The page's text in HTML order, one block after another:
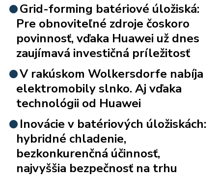
Grid-forming batériové úložiská:
Pre obnoviteľné zdroje čoskoro
povinnosť, vďaka Huawei už dnes
zaujímavá investičná príležitosť
V rakúskom Wolkersdorfe nabíja
elektromobily slnko. Aj vďaka
technológii od Huawei
Inovácie v batériových úložiskách:
hybridné chladenie,
bezkonkurenčná účinnosť,
najvyššia bezpečnosť na trhu